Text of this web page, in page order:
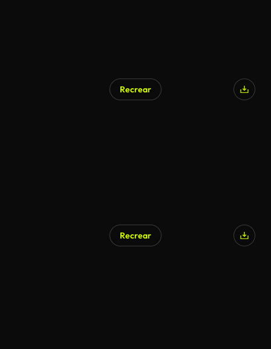
Recrear
Recrear